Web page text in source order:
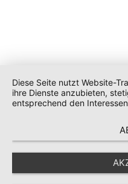
Diese Seite nutzt Website-
ihre Dienste anzubieten,
entsprechend den